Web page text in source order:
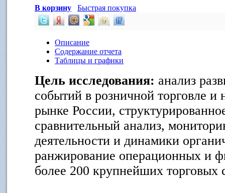
В корзину
Быстрая покупка
Описание
Содержание отчета
Таблицы и графики
Цель исследования: анализ
событий в розничной торговле и
рынке России,
сравнительный анализ,
деятельности и динамики
ранжирование операционных и
более 200 крупнейших торговых